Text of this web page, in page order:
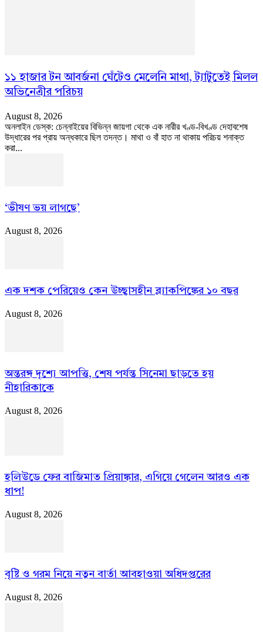
১১ হাজার টন আবর্জনা ঘেঁটেও মেলেনি মাথা, ট্যাটুতেই মিলল
অভিনেত্রীর পরিচয়
August 8, 2026
অনলাইন ডেস্ক: চেন্নাইয়ের বিভিন্ন জায়গা থেকে এক নারীর খণ্ড-বিখণ্ড দেহাবশেষ
উদ্ধারের পর প্রায় অন্ধকারে ছিল তদন্ত। মাথা ও বাঁ হাত না থাকায় পরিচয় শনাক্ত
করা...
‘ভীষণ ভয় লাগছে’
August 8, 2026
এক দশক পেরিয়েও কেন উচ্ছ্বাসহীন ব্ল্যাকপিঙ্কের ১০ বছর
August 8, 2026
অন্তরঙ্গ দৃশ্যে আপত্তি, শেষ পর্যন্ত সিনেমা ছাড়তে হয়
নীহারিকাকে
August 8, 2026
হলিউডে ফের বাজিমাত প্রিয়াঙ্কার, এগিয়ে গেলেন আরও এক
ধাপ!
August 8, 2026
বৃষ্টি ও গরম নিয়ে নতুন বার্তা আবহাওয়া অধিদপ্তরের
August 8, 2026